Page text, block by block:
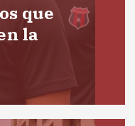
que
la